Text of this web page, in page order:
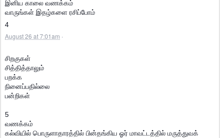
இனிய காலை வணக்கம்
வாருங்கள் இதழ்களை ரசிப்போம்
4
August 26 at 7:01am ·
சிறகுகள்
சித்தித்தாலும்
பறக்க
நினைப்பதில்லை
பன்றிகள்
5
வணக்கம்
கல்வியில் பொருளாதாரத்தில் பின்தங்கிய ஓர் மாவட்டத்தில் மருத்துவக்